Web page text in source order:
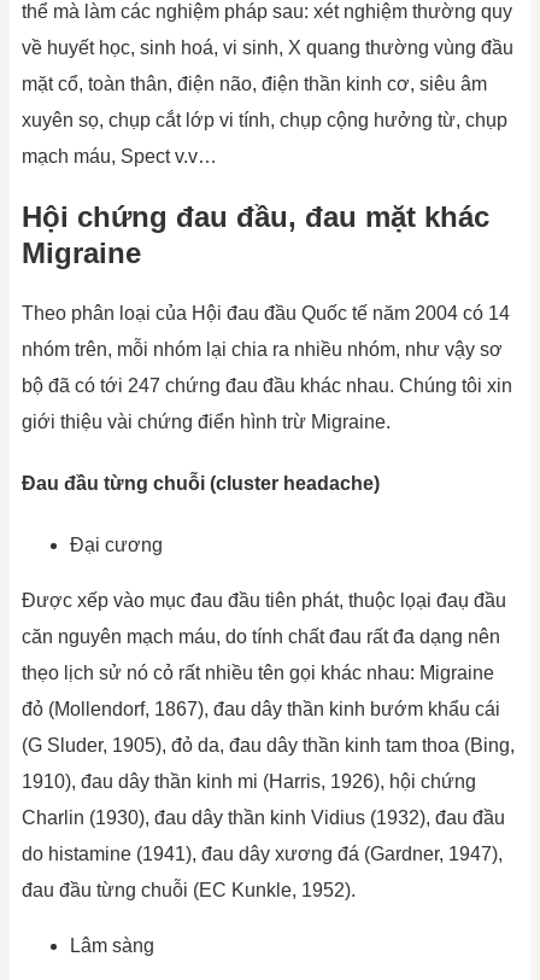
thể mà làm các nghiệm pháp sau: xét nghiệm thường quy
về huyết học, sinh hoá, vi sinh, X quang thường vùng đầu
mặt cổ, toàn thân, điện não, điện thần kinh cơ, siêu âm
xuyên sọ, chụp cắt lớp vi tính, chụp cộng hưởng từ, chụp
mạch máu, Spect v.v…
Hội chứng đau đầu, đau mặt khác
Migraine
Theo phân loại của Hội đau đầu Quốc tế năm 2004 có 14
nhóm trên, mỗi nhóm lại chia ra nhiều nhóm, như vậy sơ
bộ đã có tới 247 chứng đau đầu khác nhau. Chúng tôi xin
giới thiệu vài chứng điển hình trừ Migraine.
Đau đầu từng chuỗi (cluster headache)
Đại cương
Được xếp vào mục đau đầu tiên phát, thuộc lọại đaụ đầu
căn nguyên mạch máu, do tính chất đau rất đa dạng nên
thẹo lịch sử nó cỏ rất nhiều tên gọi khác nhau: Migraine
đỏ (Mollendorf, 1867), đau dây thần kinh bướm khẩu cái
(G Sluder, 1905), đỏ da, đau dây thần kinh tam thoa (Bing,
1910), đau dây thần kinh mi (Harris, 1926), hội chứng
Charlin (1930), đau dây thần kinh Vidius (1932), đau đầu
do histamine (1941), đau dây xương đá (Gardner, 1947),
đau đầu từng chuỗi (EC Kunkle, 1952).
Lâm sàng